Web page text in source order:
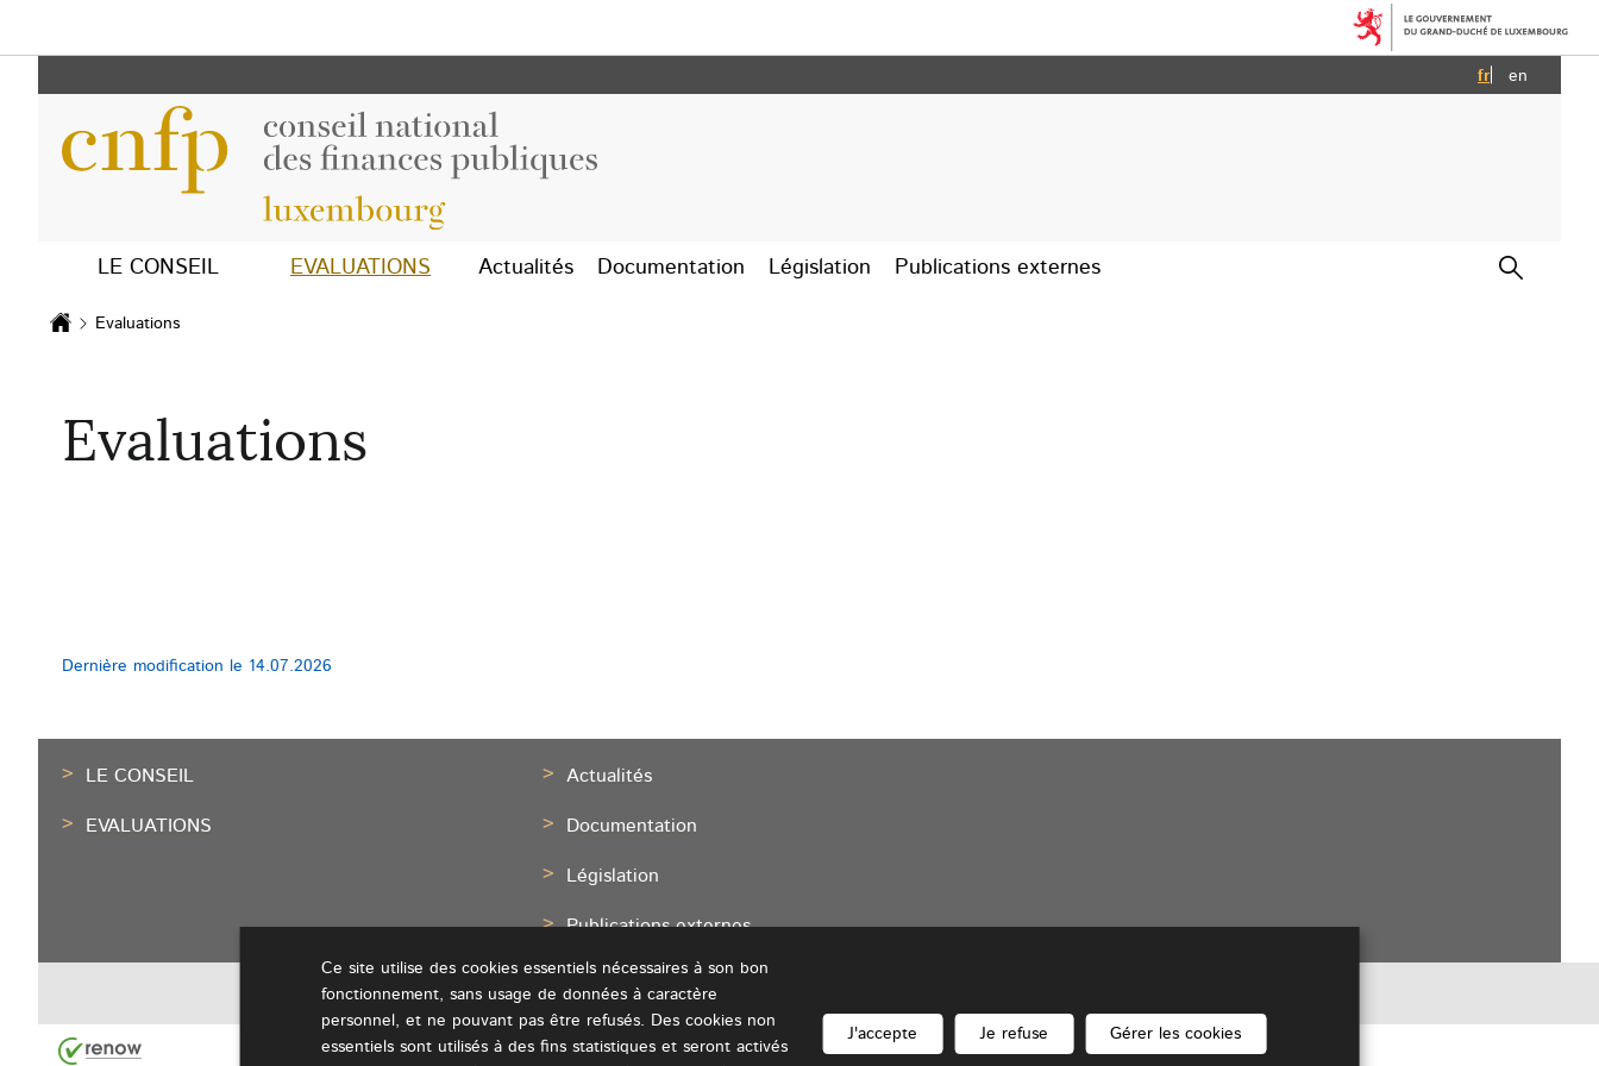
Ce site utilise des cookies essentiels nécessaires à son bon
fonctionnement, sans usage de données à caractère
personnel, et ne pouvant pas être refusés. Des cookies non
essentiels sont utilisés à des fins statistiques et seront activés
J'accepte Je refuse Gérer les cookies
frFrançais
en
LE CONSEIL EVALUATIONS Actualités Documentation Législation Publications externes
Afficher la recherche
Evaluations
Evaluations
Dernière modification le 14.07.2026
Pied
de
LE CONSEIL
EVALUATIONS
Actualités
Documentation
Législation
Publications externes
Contact Plan du site